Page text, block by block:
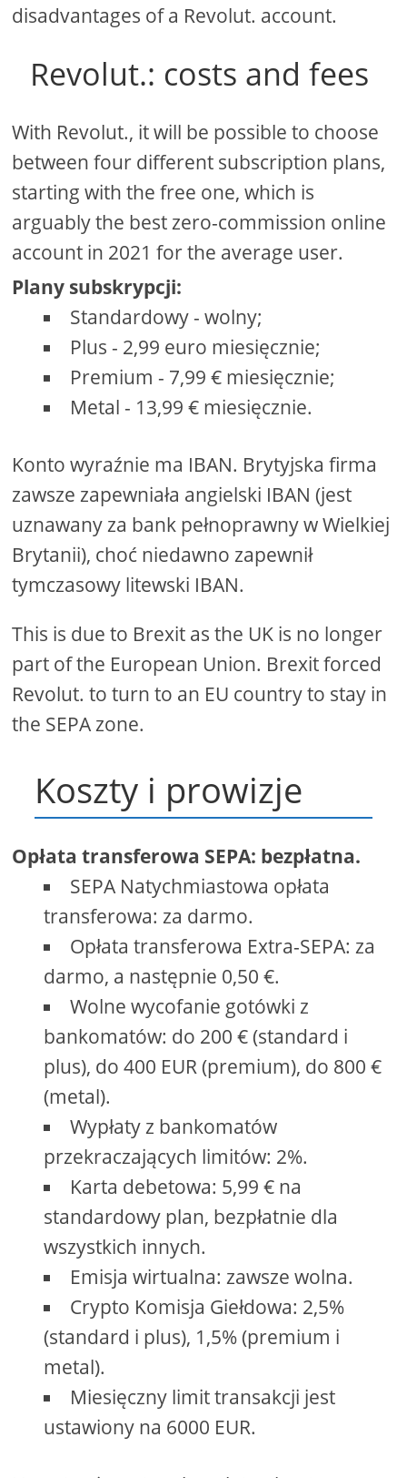
disadvantages of a Revolut. account.
Revolut.: costs and fees
With Revolut., it will be possible to choose
between four different subscription plans,
starting with the free one, which is
arguably the best zero-commission online
account in 2021 for the average user.
Plany subskrypcji:
Standardowy - wolny;
Plus - 2,99 euro miesięcznie;
Premium - 7,99 € miesięcznie;
Metal - 13,99 € miesięcznie.
Konto wyraźnie ma IBAN. Brytyjska firma
zawsze zapewniała angielski IBAN (jest
uznawany za bank pełnoprawny w Wielkiej
Brytanii), choć niedawno zapewnił
tymczasowy litewski IBAN.
This is due to Brexit as the UK is no longer
part of the European Union. Brexit forced
Revolut. to turn to an EU country to stay in
the SEPA zone.
Koszty i prowizje
Opłata transferowa SEPA: bezpłatna.
SEPA Natychmiastowa opłata
transferowa: za darmo.
Opłata transferowa Extra-SEPA: za
darmo, a następnie 0,50 €.
Wolne wycofanie gotówki z
bankomatów: do 200 € (standard i
plus), do 400 EUR (premium), do 800 €
(metal).
Wypłaty z bankomatów
przekraczających limitów: 2%.
Karta debetowa: 5,99 € na
standardowy plan, bezpłatnie dla
wszystkich innych.
Emisja wirtualna: zawsze wolna.
Crypto Komisja Giełdowa: 2,5%
(standard i plus), 1,5% (premium i
metal).
Miesięczny limit transakcji jest
ustawiony na 6000 EUR.